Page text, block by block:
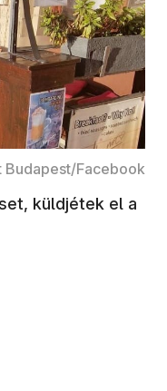
Budapest/Facebook
küldjétek el a